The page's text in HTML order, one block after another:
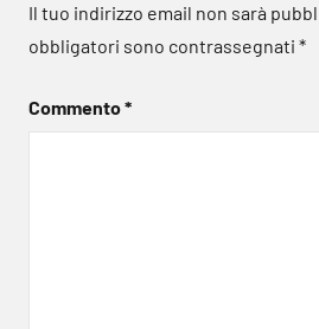
Il tuo indirizzo email non sarà
obbligatori sono contrassegnati *
Commento*